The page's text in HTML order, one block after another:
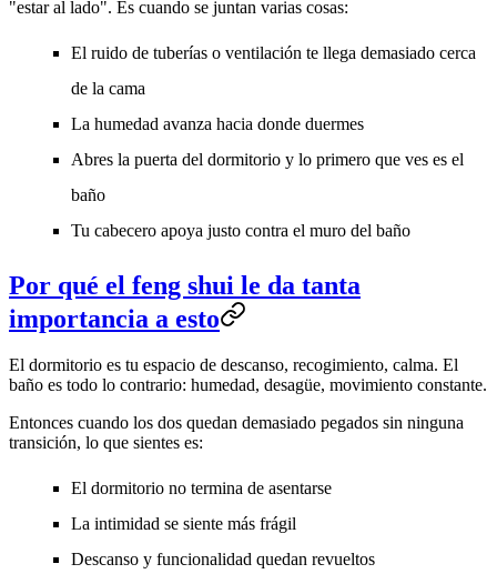
"estar al lado". Es cuando se juntan varias cosas:
El ruido de tuberías o ventilación te llega demasiado cerca
de la cama
La humedad avanza hacia donde duermes
Abres la puerta del dormitorio y lo primero que ves es el
baño
Tu cabecero apoya justo contra el muro del baño
Por qué el feng shui le da tanta
importancia a esto
El dormitorio es tu espacio de descanso, recogimiento, calma. El
baño es todo lo contrario: humedad, desagüe, movimiento constante.
Entonces cuando los dos quedan demasiado pegados sin ninguna
transición, lo que sientes es:
El dormitorio no termina de asentarse
La intimidad se siente más frágil
Descanso y funcionalidad quedan revueltos